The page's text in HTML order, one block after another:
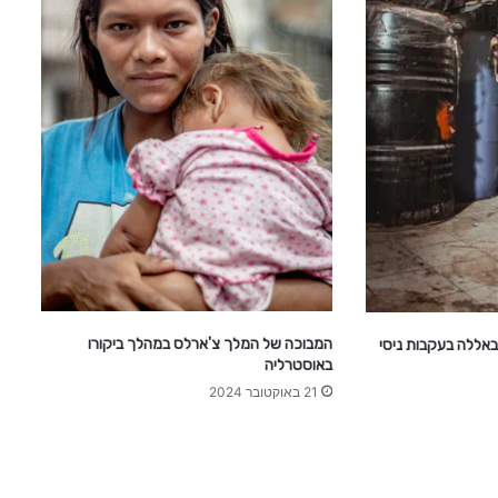
בעקבות ניסי
המבוכה של המלך צ'ארלס במהלך ביקורו
באוסטרליה
21 באוקטובר 2024